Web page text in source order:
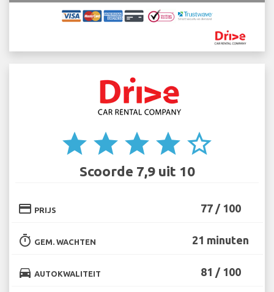
star star star star star_border
Scoorde 7,9 uit 10
credit_card PRIJS 77 / 100
timer GEM. WACHTEN 21 minuten
directions_car AUTOKWALITEIT 81 / 100